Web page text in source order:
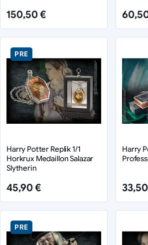
150,50 €
PRE
Harry Potter Replik 1/1
Horkrux Medaillon Salazar
Slytherin
45,90 €
Harry
PRE